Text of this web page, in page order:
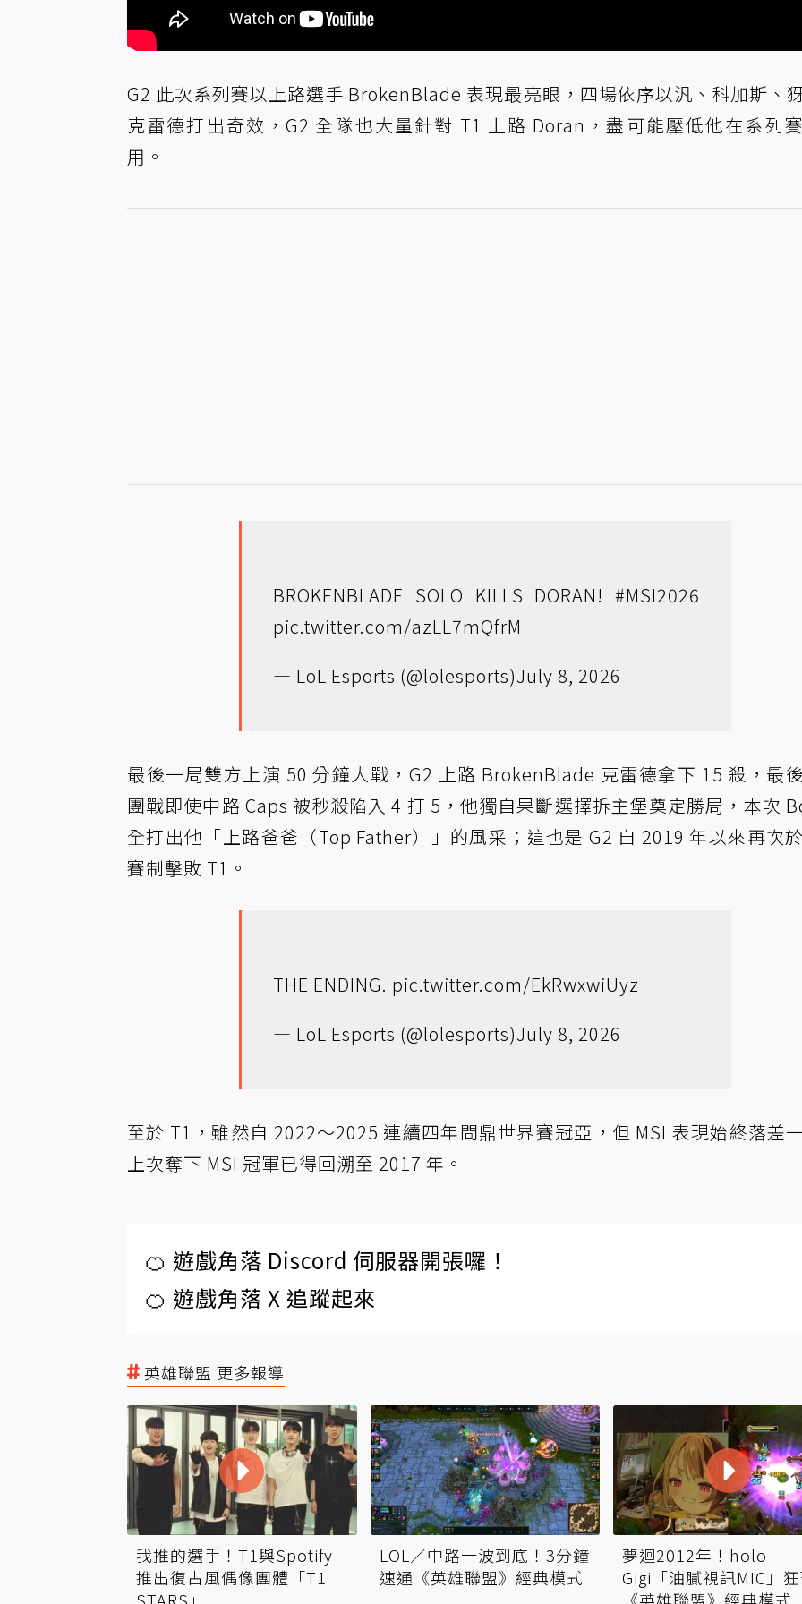
G2 此次系列賽以上路選手 BrokenBlade 表現最亮眼，四場依序以汎、科加斯、
克雷德打出奇效，G2 全隊也大量針對 T1 上路 Doran，盡可能壓低他在系列
用。
BROKENBLADE SOLO KILLS DORAN! #MSI2026
pic.twitter.com/azLL7mQfrM
— LoL Esports (@lolesports)July 8, 2026
最後一局雙方上演 50 分鐘大戰，G2 上路 BrokenBlade 克雷德拿下 15 殺，最
團戰即使中路 Caps 被秒殺陷入 4 打 5，他獨自果斷選擇拆主堡奠定勝局，本次
全打出他「上路爸爸（Top Father）」的風采；這也是 G2 自 2019 年以來再次
賽制擊敗 T1。
THE ENDING. pic.twitter.com/EkRwxwiUyz
— LoL Esports (@lolesports)July 8, 2026
至於 T1，雖然自 2022～2025 連續四年問鼎世界賽冠亞，但 MSI 表現始終落差
上次奪下 MSI 冠軍已得回溯至 2017 年。
🍊 遊戲角落 Discord 伺服器開張囉！
🍊 遊戲角落 X 追蹤起來
英雄聯盟 更多報導
我推的選手！T1與Spotify
推出復古風偶像團體「T1
STARS」
LOL／中路一波到底！3分鐘
速通《英雄聯盟》經典模式
夢迴2012年！holo
Gigi「油膩視訊MIC」
《英雄聯盟》經典模式